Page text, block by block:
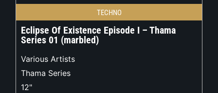
TECHNO
Eclipse Of Existence Episode I – Thama
Series 01 (marbled)
Various Artists
Thama Series
12"